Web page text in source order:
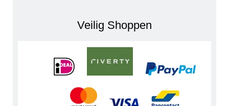
Veilig Shoppen